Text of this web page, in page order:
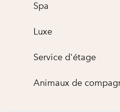
Spa
Luxe
Service d'étage
Animaux de